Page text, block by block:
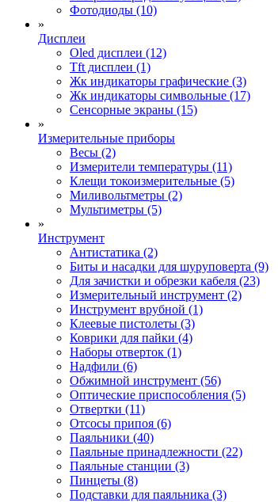
Фотодиоды (10)
»
Дисплеи
Oled дисплеи (12)
Tft дисплеи (1)
Жк индикаторы графические (3)
Жк индикаторы символьные (17)
Сенсорные экраны (15)
»
Измерительные приборы
Весы (2)
Измерители температуры (11)
Клещи токоизмерительные (5)
Миливольтметры (2)
Мультиметры (5)
»
Инструмент
Антистатика (2)
Биты и насадки для шуруповерта (9)
Для зачистки и обрезки кабеля (23)
Измерительный инструмент (2)
Инструмент врубной (1)
Клеевые пистолеты (3)
Коврики для пайки (4)
Наборы отверток (1)
Надфили (6)
Обжимной инструмент (56)
Оптические приспособления (5)
Отвертки (11)
Отсосы припоя (6)
Паяльники (40)
Паяльные принадлежности (22)
Паяльные станции (3)
Пинцеты (8)
Подставки для паяльника (3)